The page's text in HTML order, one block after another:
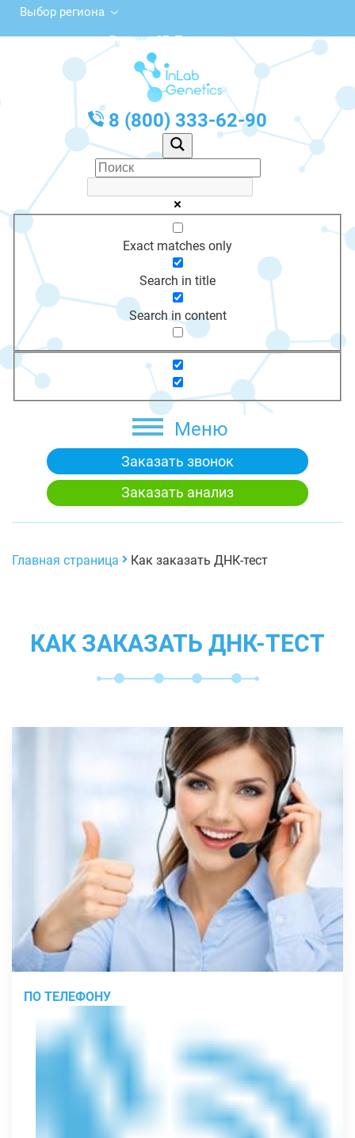
Выбор региона
ул. Ленина, 3Б, Тогучин
с 10:00 до 20:00
График работы: Пн-Пт с 10:00 до 20:00
8 (800) 333-62-90
Exact matches only
Search in title
Search in content
Меню
Заказать звонок
Заказать анализ
Главная страница Как заказать ДНК-тест
КАК ЗАКАЗАТЬ ДНК-ТЕСТ
ПО ТЕЛЕФОНУ